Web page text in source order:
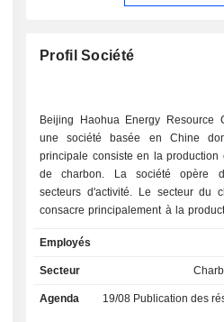
Profil Société
Beijing Haohua Energy Resource
une société basée en Chine
principale consiste en la production
de charbon. La société opère
secteurs d'activité. Le secteur du
consacre principalement à la
chimique comprennent la production
de méthanol. Les principaux
société exerce également des
Employés
Secteur
Agenda 19/08 Publication des résultats